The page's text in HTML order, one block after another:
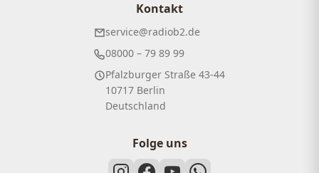
Kontakt
service@radiob2.de
08000 – 79 89 99
Pfalzburger Straße 43-44
10717 Berlin
Deutschland
Folge uns